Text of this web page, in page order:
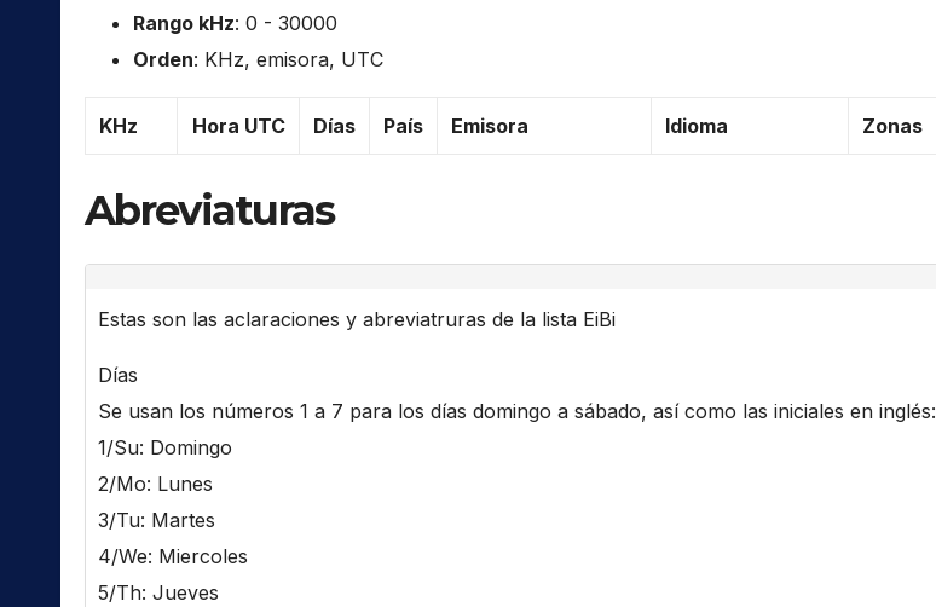
Rango kHz: 0 - 30000
Orden: KHz, emisora, UTC
KHz Hora UTC Días País Emisora Idioma Zonas
Abreviaturas
Estas son las aclaraciones y abreviatruras de la lista EiBi
Días
Se usan los números 1 a 7 para los días domingo a sábado, así como las iniciales en inglés:
1/Su: Domingo
2/Mo: Lunes
3/Tu: Martes
4/We: Miercoles
5/Th: Jueves